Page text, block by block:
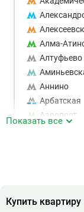
Алма-
Алтуфьево
Аннино
Арбатская
Аэропорт
Беговая
Показать все
Купить квартиру